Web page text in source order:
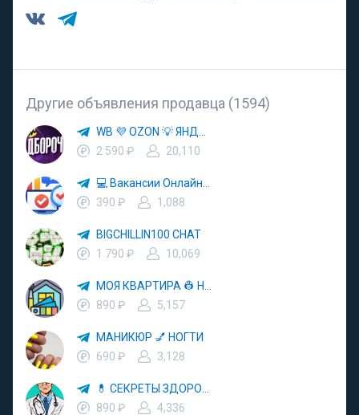
Другие объявления продавца (1594)
2 590 ₽
20,110
390 ₽
1,088
BIGCHILLIN100 CHAT
1 790 ₽
10,069
890 ₽
5,157
МАНИКЮР 💅 НОГТИ
690 ₽
3,128
890 ₽
4,336